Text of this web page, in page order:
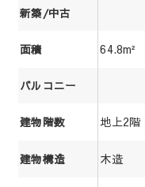
新築/中古
面積 64.8m²
バルコニー
建物階数 地上2階
建物構造 木造